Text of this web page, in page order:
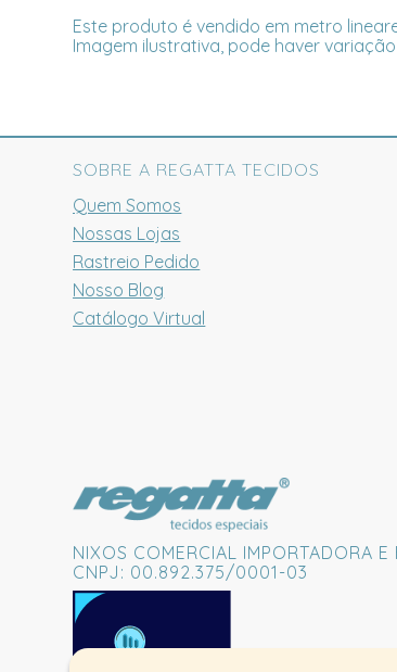
Este produto é vendido em metro
Imagem ilustrativa, pode haver
SOBRE A REGATTA TECIDOS
Quem Somos
Nossas Lojas
Rastreio Pedido
Nosso Blog
Catálogo Virtual
NIXOS COMERCIAL IMPORTADORA E
CNPJ: 00.892.375/0001-03